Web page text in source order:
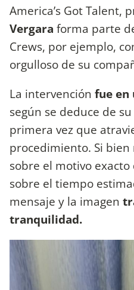
America’s Got Talent,
Vergara forma parte
Crews, por ejemplo,
orgulloso de su
La intervención fue en
según se deduce de
primera vez que
procedimiento. Si
sobre el motivo
sobre el tiempo
mensaje y la imagen
tranquilidad.